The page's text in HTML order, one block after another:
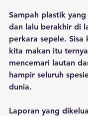
Sampah plastik
dan lalu berakhir di
perkara sepele. Sisa
kita makan itu
mencemari lautan
hampir seluruh
dunia.
Laporan yang